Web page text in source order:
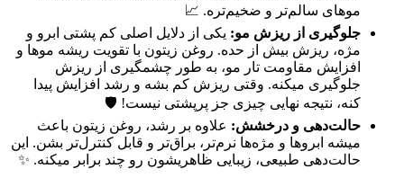
موهای سالم‌تر و ضخیم‌تره. 📈
جلوگیری از ریزش مو: یکی از دلایل اصلی کم پشتی ابرو و
مژه، ریزش بیش از حده. روغن زیتون با تقویت ریشه موها و
افزایش مقاومت تار مو، به طور چشمگیری از ریزش
جلوگیری میکنه. وقتی ریزش کم بشه و رشد افزایش پیدا
کنه، نتیجه نهایی چیزی جز پرپشتی نیست! 🛡️
حالت‌دهی و درخشش: علاوه بر رشد، روغن زیتون باعث
میشه ابروها و مژه‌ها نرم‌تر، براق‌تر و قابل کنترل‌تر بشن. این
حالت‌دهی طبیعی، زیبایی ظاهریشون رو چند برابر میکنه. ✨